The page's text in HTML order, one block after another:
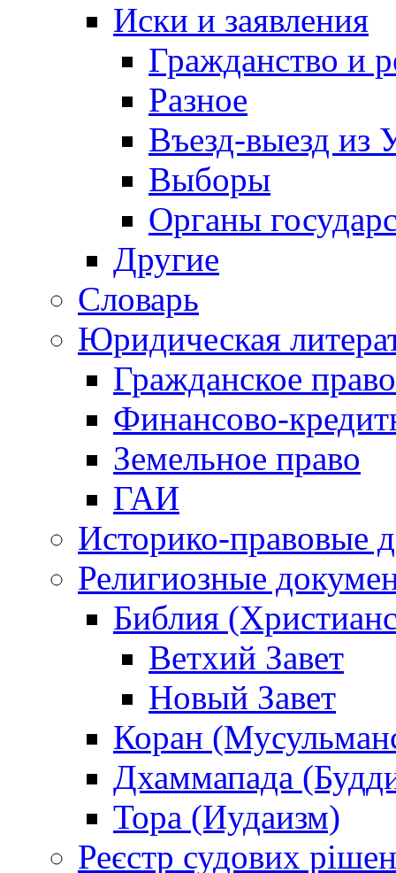
Иски и заявления
Гражданство и
Разное
Въезд-выезд из
Выборы
Органы
Другие
Словарь
Юридическая
Гражданское право
Финансово-
Земельное право
ГАИ
Историко-правовые
Религиозные
Библия
Ветхий Завет
Новый Завет
Коран
Дхаммапада
Тора (Иудаизм)
Реєстр судових